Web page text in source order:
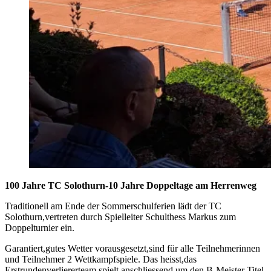
100 Jahre TC Solothurn-10 Jahre Doppeltage am Herrenweg
Traditionell am Ende der Sommerschulferien lädt der TC
Solothurn,vertreten durch Spielleiter Schulthess Markus zum
Doppelturnier ein.
Garantiert,gutes Wetter vorausgesetzt,sind für alle Teilnehmerinnen
und Teilnehmer 2 Wettkampfspiele. Das heisst,das